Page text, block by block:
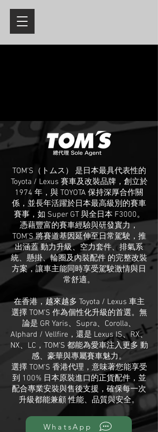
TOM’S（トムス） 是日本最具代表性的
Toyota / Lexus 賽車及改裝品牌，創立於
1974 年，與 TOYOTA 保持深厚合作關
係，並長年活躍於日本最高級別的賽車
賽事，如 Super GT 與全日本 F3000。
憑藉豐富的賽車經驗與研發實力，
TOM’S 將賽道基因延伸至日常駕駛，推
出涵蓋 動力升級、空力套件、排氣系
統、懸掛、輪圈及內裝配件 的完整改裝
方案，讓車主能同時享受駕駛激情與日
常舒適。
在香港，越來越多 Toyota / Lexus 車主
選擇 TOM’S 作為個性化升級的首選。無
論是 GR Yaris、Supra、Corolla、
Alphard / Vellfire，還是 Lexus IS、RX、
NX、LC，TOM’S 都能為愛車注入更多 動
感、豪華與專屬賽車魅力。
選擇 TOM’S 香港代理，意味著您能享受
到 100% 日本原裝進口的正貨配件，並
配合專業安裝與售後支援，確保每一次
升級都能兼顧 性能、品質與安全。
WhatsApp